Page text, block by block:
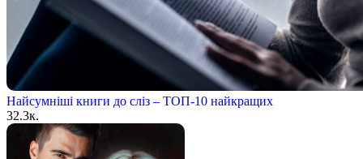
Найсумніші книги до сліз – ТОП-10 найкращих
32.3к.